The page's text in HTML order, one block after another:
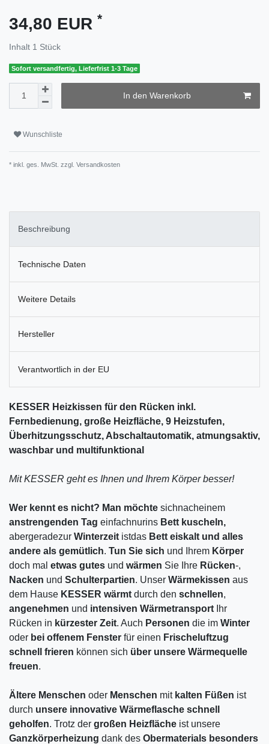
34,80 EUR *
Inhalt 1 Stück
Sofort versandfertig, Lieferfrist 1-3 Tage
In den Warenkorb
Wunschliste
* inkl. ges. MwSt. zzgl. Versandkosten
Beschreibung
Technische Daten
Weitere Details
Hersteller
Verantwortlich in der EU
KESSER Heizkissen für den Rücken inkl.
Fernbedienung, große Heizfläche, 9 Heizstufen,
Überhitzungsschutz, Abschaltautomatik, atmungsaktiv,
waschbar und multifunktional
Mit KESSER geht es Ihnen und Ihrem Körper besser!
Wer kennt es nicht? Man möchte sichnacheinem
anstrengenden Tag einfachnurins Bett kuscheln,
abergeradezur Winterzeit istdas Bett eiskalt und alles
andere als gemütlich. Tun Sie sich und Ihrem Körper
doch mal etwas gutes und wärmen Sie Ihre Rücken-,
Nacken und Schulterpartien. Unser Wärmekissen aus
dem Hause KESSER wärmt durch den schnellen,
angenehmen und intensiven Wärmetransport Ihr
Rücken in kürzester Zeit. Auch Personen die im Winter
oder bei offenem Fenster für einen Frischeluftzug
schnell
frieren können sich über unsere Wärmequelle
freuen.
Ältere Menschen oder Menschen mit kalten Füßen ist
durch unsere innovative Wärmeflasche schnell
geholfen. Trotz der großen Heizfläche ist unsere
Ganzkörperheizung dank des Obermaterials besonders